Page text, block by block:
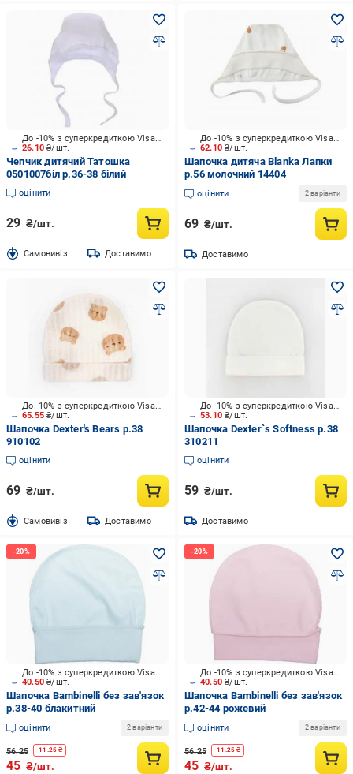
26.10₴/шт.
До -10% з суперкредиткою Visa Вигода
Чепчик дитячий Татошка
0501007біл р.36-38 білий
оцінити
29 ₴/шт.
Cамовивіз Доставимо
62.10₴/шт.
До -10% з суперкредиткою Visa Вигода
Шапочка дитяча Blanka Лапки
р.56 молочний 14404
оцінити 2 варіанти
69 ₴/шт.
Доставимо
65.55₴/шт.
До -10% з суперкредиткою Visa Вигода
Шапочка Dexter's Bears р.38
910102
оцінити
69 ₴/шт.
Cамовивіз Доставимо
53.10₴/шт.
До -10% з суперкредиткою Visa Вигода
Шапочка Dexter`s Softness р.38
310211
оцінити
59 ₴/шт.
Доставимо
40.50₴/шт.
До -10% з суперкредиткою Visa Вигода
Шапочка Bambinelli без зав'язок
р.38-40 блакитний
оцінити 2 варіанти
56.25 -11.25 ₴
45 ₴/шт.
40.50₴/шт.
До -10% з суперкредиткою Visa Вигода
Шапочка Bambinelli без зав'язок
р.42-44 рожевий
оцінити 2 варіанти
56.25 -11.25 ₴
45 ₴/шт.